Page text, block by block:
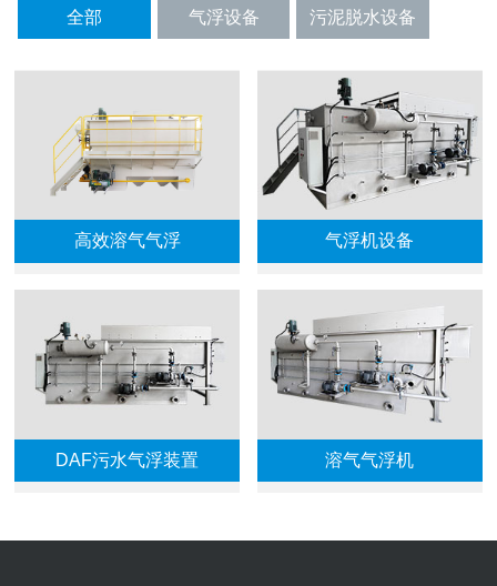
全部 气浮设备 污泥脱水设备
高效溶气气浮 气浮机设备
DAF污水气浮装置 溶气气浮机